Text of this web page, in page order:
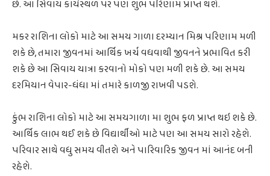
છે. આ સિવાય કાર્યસ્થળ પર પણ શુભ પરિણામ પ્રાપ્ત થશે.
મકર રાશિના લોકો માટે આ સમય ગાળા દરમ્યાન મિશ્ર પરિણામ મળી
શકે છે, તમારા જીવનમાં આર્થિક ખર્ચ વધવાથી જીવનને પ્રભાવિત કરી
શકે છે આ સિવાય યાત્રા કરવાનો મોકો પણ મળી શકે છે. આ સમય
દરમિયાન વેપાર-ધંધા માં તમારે કાળજી રાખવી પડશે.
કુંભ રાશિના લોકો માટે આ સમયગાળા મા શુભ ફળ પ્રાપ્ત થઇ શકે છે.
આર્થિક લાભ થઈ શકે છે વિદ્યાર્થીઓ માટે પણ આ સમય સારો રહેશે.
પરિવાર સાથે વધુ સમય વીતશે અને પારિવારિક જીવન માં આનંદ બની
રહેશે.